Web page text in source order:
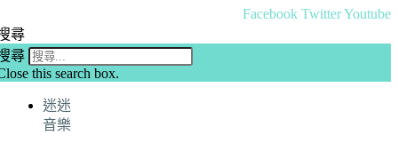
Facebook TwitterYoutube
尋
尋
this search box.
迷迷
音樂